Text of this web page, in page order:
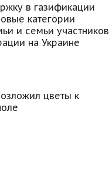
в газификации
категории
и семьи участников
на Украине
цветы к